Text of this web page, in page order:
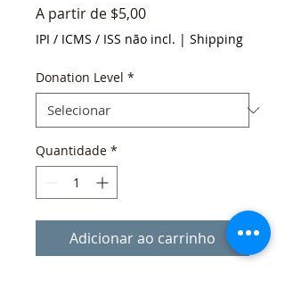
A partir de $5,00Preço
promocional
IPI / ICMS / ISS não incl. | Shipping
Donation Level *
Quantidade *
Adicionar ao carrinho